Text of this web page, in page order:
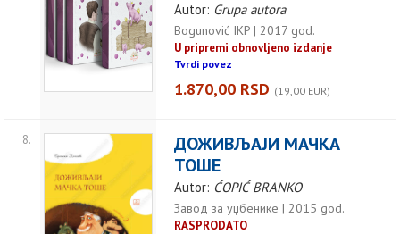
Autor: Grupa autora
Bogunović IKP | 2017 god.
U pripremi obnovljeno izdanje
Tvrdi povez
1.870,00 RSD (19,00 EUR)
8.
ДОЖИВЉАЈИ МАЧКА
ТОШЕ
Autor: ĆOPIĆ BRANKO
Завод за уџбенике | 2015 god.
RASPRODATO